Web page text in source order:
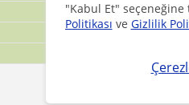
"Kabul Et" seçeneğine
Politikası ve Gizlilik